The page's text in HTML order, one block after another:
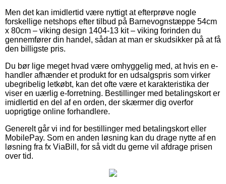
Men det kan imidlertid være nyttigt at efterprøve nogle
forskellige netshops efter tilbud på Barnevognstæppe 54cm
x 80cm – viking design 1404-13 kit – viking forinden du
gennemfører din handel, sådan at man er skudsikker på at få
den billigste pris.
Du bør lige meget hvad være omhyggelig med, at hvis en e-
handler afhænder et produkt for en udsalgspris som virker
ubegribelig letkøbt, kan det ofte være et karakteristika der
viser en uærlig e-forretning. Bestillinger med betalingskort er
imidlertid en del af en orden, der skærmer dig overfor
uoprigtige online forhandlere.
Generelt går vi ind for bestillinger med betalingskort eller
MobilePay. Som en anden løsning kan du drage nytte af en
løsning fra fx ViaBill, for så vidt du gerne vil afdrage prisen
over tid.